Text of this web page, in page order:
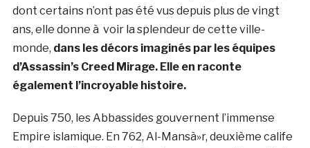
dont certains n’ont pas été vus depuis plus de vingt
ans, elle donne à voir la splendeur de cette ville-
monde, dans les décors imaginés par les équipes
d’Assassin’s Creed Mirage. Elle en raconte
également l’incroyable histoire.
Depuis 750, les Abbassides gouvernent l’immense
Empire islamique. En 762, Al-Mansà»r, deuxième calife